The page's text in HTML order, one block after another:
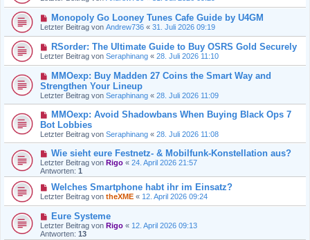
Monopoly Go Looney Tunes Cafe Guide by U4GM
Letzter Beitrag von Andrew736 « 31. Juli 2026 09:19
RSorder: The Ultimate Guide to Buy OSRS Gold Securely
Letzter Beitrag von Seraphinang « 28. Juli 2026 11:10
MMOexp: Buy Madden 27 Coins the Smart Way and
Strengthen Your Lineup
Letzter Beitrag von Seraphinang « 28. Juli 2026 11:09
MMOexp: Avoid Shadowbans When Buying Black Ops 7
Bot Lobbies
Letzter Beitrag von Seraphinang « 28. Juli 2026 11:08
Wie sieht eure Festnetz- & Mobilfunk-Konstellation aus?
Letzter Beitrag von Rigo « 24. April 2026 21:57
Antworten: 1
Welches Smartphone habt ihr im Einsatz?
Letzter Beitrag von theXME « 12. April 2026 09:24
Eure Systeme
Letzter Beitrag von Rigo « 12. April 2026 09:13
Antworten: 13